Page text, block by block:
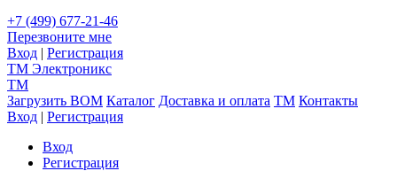
+7 (499) 677-21-46
Перезвоните мне
Вход | Регистрация
TM Электроникс
TM
Загрузить BOM Каталог Доставка и оплата TM Контакты
Вход | Регистрация
Вход
Регистрация